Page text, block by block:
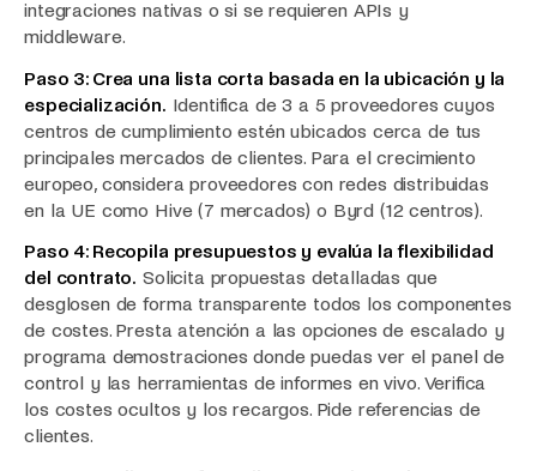
integraciones nativas o si se requieren APIs y
middleware.
Paso 3: Crea una lista corta basada en la ubicación y la
especialización. Identifica de 3 a 5 proveedores cuyos
centros de cumplimiento estén ubicados cerca de tus
principales mercados de clientes. Para el crecimiento
europeo, considera proveedores con redes distribuidas
en la UE como Hive (7 mercados) o Byrd (12 centros).
Paso 4: Recopila presupuestos y evalúa la flexibilidad
del contrato. Solicita propuestas detalladas que
desglosen de forma transparente todos los componentes
de costes. Presta atención a las opciones de escalado y
programa demostraciones donde puedas ver el panel de
control y las herramientas de informes en vivo. Verifica
los costes ocultos y los recargos. Pide referencias de
clientes.